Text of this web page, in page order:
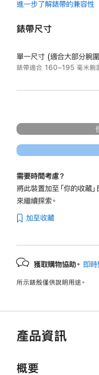
進一步了解錶帶的兼容性
錶帶尺寸
單一尺寸 (適合大部分腕
錶帶適合 160–195 毫米腕
需要時間考慮？
將此裝置加至「你的收藏
來繼續探索。
加至收藏
獲取購物協助。 即時
所示錶殼僅供說明用途。
產品資訊
概要